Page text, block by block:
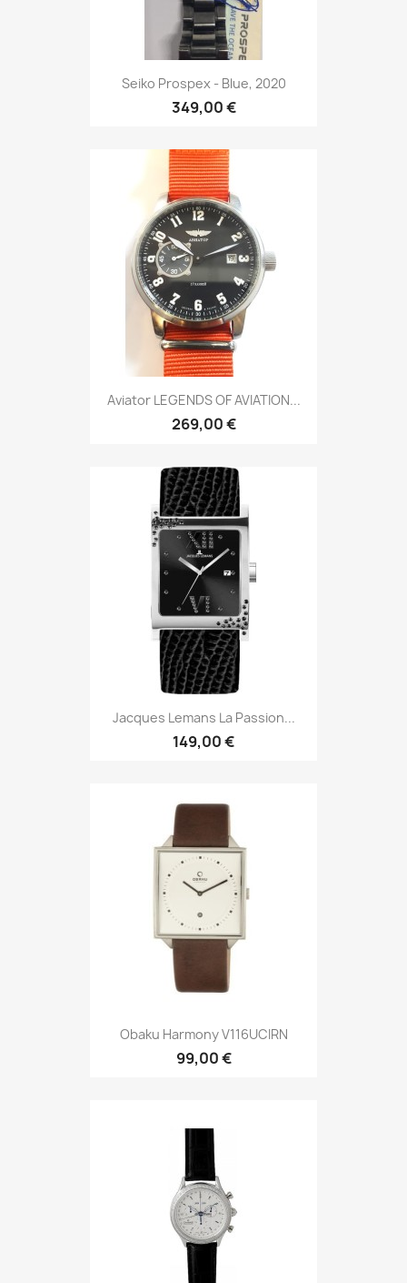
Seiko Prospex - Blue, 2020
349,00 €
Aviator LEGENDS OF AVIATION...
269,00 €
Jacques Lemans La Passion...
149,00 €
Obaku Harmony V116UCIRN
99,00 €